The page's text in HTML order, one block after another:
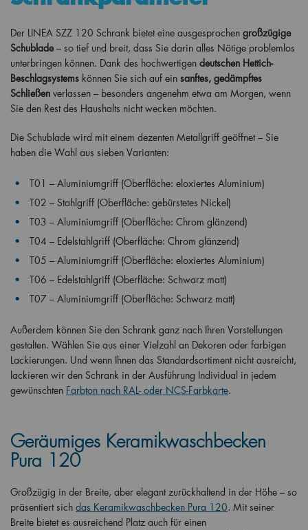
Der LINEA SZZ 120 Schrank bietet eine ausgesprochen großzügige
Schublade – so tief und breit, dass Sie darin alles Nötige problemlos
unterbringen können. Dank des hochwertigen deutschen Hettich-
Beschlagsystems können Sie sich auf ein sanftes, gedämpftes
Schließen verlassen – besonders angenehm etwa am Morgen, wenn
Sie den Rest des Haushalts nicht wecken möchten.
Die Schublade wird mit einem dezenten Metallgriff geöffnet – Sie
haben die Wahl aus sieben Varianten:
T01 – Aluminiumgriff (Oberfläche: eloxiertes Aluminium)
T02 – Stahlgriff (Oberfläche: gebürstetes Nickel)
T03 – Aluminiumgriff (Oberfläche: Chrom glänzend)
T04 – Edelstahlgriff (Oberfläche: Chrom glänzend)
T05 – Aluminiumgriff (Oberfläche: eloxiertes Aluminium)
T06 – Edelstahlgriff (Oberfläche: Schwarz matt)
T07 – Aluminiumgriff (Oberfläche: Schwarz matt)
Außerdem können Sie den Schrank ganz nach Ihren Vorstellungen
gestalten. Wählen Sie aus einer Vielzahl an Dekoren oder farbigen
Lackierungen. Und wenn Ihnen das Standardsortiment nicht ausreicht,
lackieren wir den Schrank in der Ausführung Individual in jedem
gewünschten Farbton nach RAL- oder NCS-Farbkarte.
Geräumiges Keramikwaschbecken
Pura 120
Großzügig in der Breite, aber elegant zurückhaltend in der Höhe – so
präsentiert sich das Keramikwaschbecken Pura 120. Mit seiner
Breite bietet es ausreichend Platz auch für einen